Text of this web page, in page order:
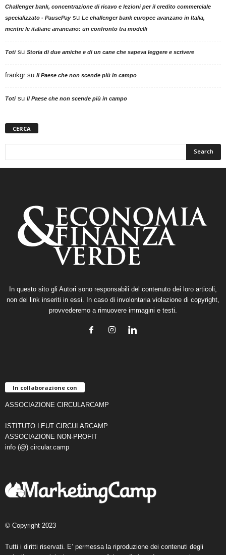
Challenger bank, concentrazione di ricavo e lezioni per il credito commerciale
specializzato - PausePaysu Le challenger bank europee avanzano in Italia,
mentre le italiane arrancano: un confronto tra modelli
Totisu Storia di due amiche e di un cane che sapeva leggere e scrivere
frankgr su Il Paese che non scende più in campo
Totisu Il Paese che non scende più in campo
CERCA
In questo sito gli Autori sono responsabili del contenuto dei loro articoli,
non dei link inseriti in essi. In caso di involontaria violazione di copyright,
provvederemo a rimuovere immagini e testi.
In collaborazione con
ASSOCIAZIONE CIRCULARCAMP
ISTITUTO LEUT CIRCULARCAMP
ASSOCIAZIONE NON-PROFIT
info (@) circular.camp
© Copyright 2023
Tutti i diritti riservati. E’ permessa la riproduzione dei contenuti degli